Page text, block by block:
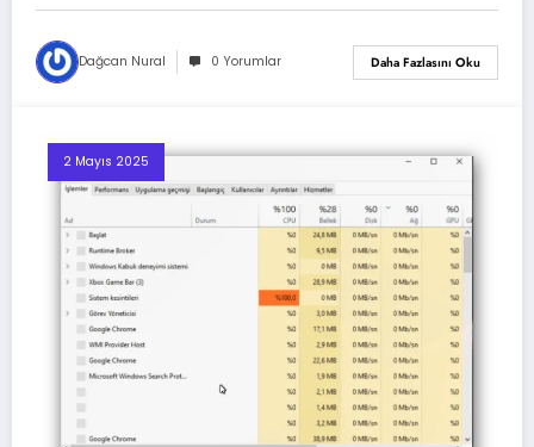
Dağcan Nural 0 Yorumlar Daha Fazlasını Oku
2 Mayıs 2025